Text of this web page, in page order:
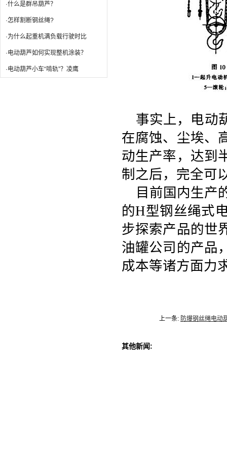
·什么是群吊葫芦？
·怎样割断钢丝绳?
·为什么起重机满负载行驶时比
·电动葫芦如何实现整机涂装？
·电动葫芦小车“啃轨”？凌鹰
事实上，电动
在腐蚀、尘埃、
动生产率，达到
制之后，完全可
目前国内生产
的H型钢丝绳式
步探索产品的世
油罐公司的产品
成本等诸方面力
上一条: 防爆钢丝绳电动
其他新闻: